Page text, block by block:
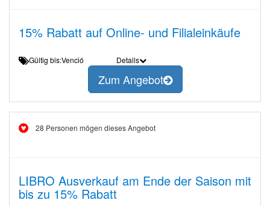
15% Rabatt auf Online- und Filialeinkäufe
Gültig bis:Venció Details
Zum Angebot
28 Personen mögen dieses Angebot
LIBRO Ausverkauf am Ende der Saison mit
bis zu 15% Rabatt